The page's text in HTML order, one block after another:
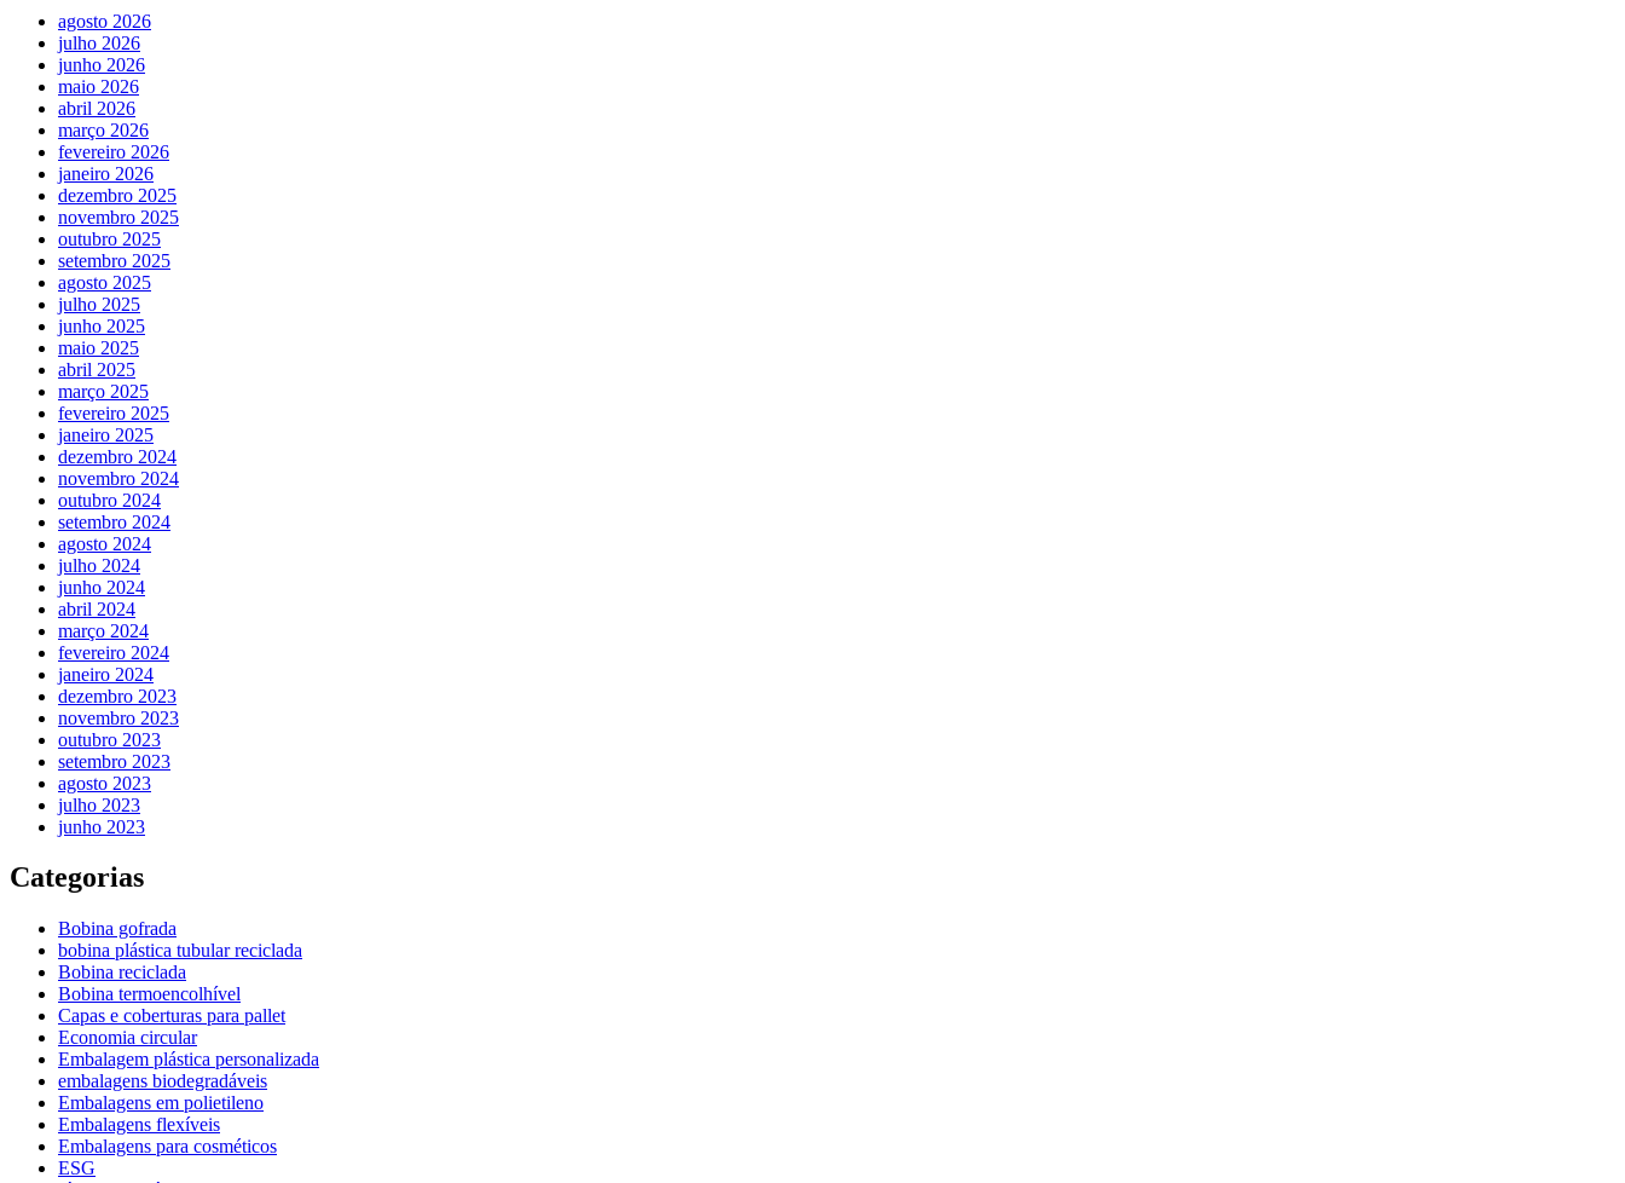
agosto 2026
julho 2026
junho 2026
maio 2026
abril 2026
março 2026
fevereiro 2026
janeiro 2026
dezembro 2025
novembro 2025
outubro 2025
setembro 2025
agosto 2025
julho 2025
junho 2025
maio 2025
abril 2025
março 2025
fevereiro 2025
janeiro 2025
dezembro 2024
novembro 2024
outubro 2024
setembro 2024
agosto 2024
julho 2024
junho 2024
abril 2024
março 2024
fevereiro 2024
janeiro 2024
dezembro 2023
novembro 2023
outubro 2023
setembro 2023
agosto 2023
julho 2023
junho 2023
Categorias
Bobina gofrada
bobina plástica tubular reciclada
Bobina reciclada
Bobina termoencolhível
Capas e coberturas para pallet
Economia circular
Embalagem plástica personalizada
embalagens biodegradáveis
Embalagens em polietileno
Embalagens flexíveis
Embalagens para cosméticos
ESG